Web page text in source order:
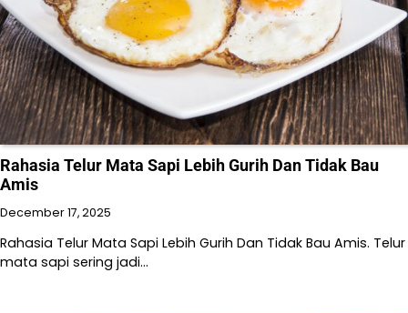
Rahasia Telur Mata Sapi Lebih Gurih Dan Tidak Bau
Amis
December 17, 2025
Rahasia Telur Mata Sapi Lebih Gurih Dan Tidak Bau Amis. Telur
mata sapi sering jadi…